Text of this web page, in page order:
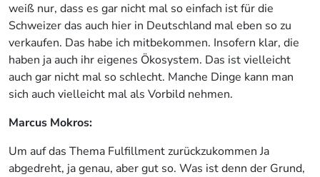
weiß nur, dass es gar nicht mal so einfach ist für die
Schweizer das auch hier in Deutschland mal eben so zu
verkaufen. Das habe ich mitbekommen. Insofern klar, die
haben ja auch ihr eigenes Ökosystem. Das ist vielleicht
auch gar nicht mal so schlecht. Manche Dinge kann man
sich auch vielleicht mal als Vorbild nehmen.
Marcus Mokros:
Um auf das Thema Fulfillment zurückzukommen Ja
abgedreht, ja genau, aber gut so. Was ist denn der Grund,